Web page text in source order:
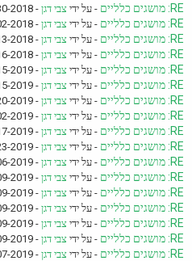
RE: מושגים כלליים - על ידי צבי דגן - 11-30-2018, 03:59 PM
RE: מושגים כלליים - על ידי צבי דגן - 12-02-2018, 09:38 PM
RE: מושגים כלליים - על ידי צבי דגן - 12-13-2018, 11:01 PM
RE: מושגים כלליים - על ידי צבי דגן - 12-16-2018, 08:51 PM
RE: מושגים כלליים - על ידי צבי דגן - 01-15-2019, 01:44 PM
RE: מושגים כלליים - על ידי צבי דגן - 01-15-2019, 10:28 PM
RE: מושגים כלליים - על ידי צבי דגן - 01-20-2019, 10:29 AM
RE: מושגים כלליים - על ידי צבי דגן - 08-02-2019, 07:49 AM
RE: מושגים כלליים - על ידי צבי דגן - 08-17-2019, 10:49 PM
RE: מושגים כלליים - על ידי צבי דגן - 08-23-2019, 02:12 PM
RE: מושגים כלליים - על ידי צבי דגן - 09-06-2019, 11:12 AM
RE: מושגים כלליים - על ידי צבי דגן - 09-09-2019, 11:19 AM
RE: מושגים כלליים - על ידי צבי דגן - 09-09-2019, 11:38 AM
RE: מושגים כלליים - על ידי צבי דגן - 09-09-2019, 11:45 AM
RE: מושגים כלליים - על ידי צבי דגן - 09-09-2019, 11:54 AM
RE: מושגים כלליים - על ידי צבי דגן - 09-09-2019, 11:55 AM
RE: מושגים כלליים - על ידי צבי דגן - 10-07-2019, 06:37 AM